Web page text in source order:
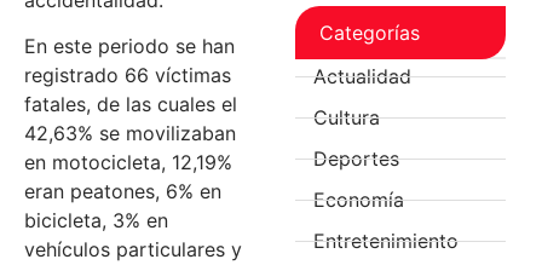
En este periodo se han
registrado 66 víctimas
fatales, de las cuales el
42,63% se movilizaban
en motocicleta, 12,19%
eran peatones, 6% en
bicicleta, 3% en
vehículos particulares y
Categorías
Actualidad
Cultura
Deportes
Economía
Entretenimiento